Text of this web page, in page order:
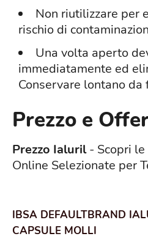
Non riutilizzare per
rischio di
Una volta aperto
immediatamente ed
Conservare lontano da
Prezzo e
Prezzo Ialuril- Scopri
Online Selezionate per
IBSA DEFAULTBRAND
CAPSULE MOLLI